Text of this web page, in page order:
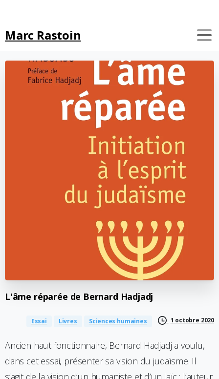
Marc Rastoin
L'âme réparée de Bernard Hadjadj
Essai Livres Sciences humaines 1 octobre 2020
Ancien haut fonctionnaire, Bernard Hadjadj a voulu,
dans cet essai, présenter sa vision du judaïsme. Il
s’agit de la vision d’un humaniste et d’un laïc : l’auteur